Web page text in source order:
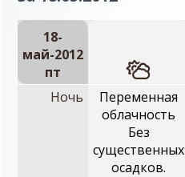
18-
май-2012
пт
Ночь
Переменная
облачность
Без
существенных
осадков.